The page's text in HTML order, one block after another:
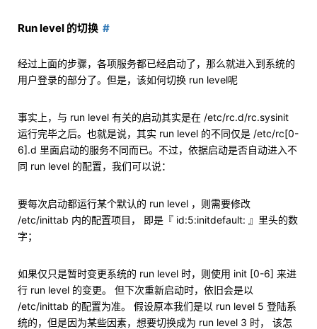
Run level 的切换
经过上面的步骤，各项服务都已经启动了，那么就进入到系统的
用户登录的部分了。但是，该如何切换 run level呢
事实上，与 run level 有关的启动其实是在 /etc/rc.d/rc.sysinit
运行完毕之后。也就是说，其实 run level 的不同仅是 /etc/rc[0-
6].d 里面启动的服务不同而已。不过，依据启动是否自动进入不
同 run level 的配置，我们可以说：
要每次启动都运行某个默认的 run level ，则需要修改
/etc/inittab 内的配置项目， 即是『 id:5:initdefault: 』里头的数
字；
如果仅只是暂时变更系统的 run level 时，则使用 init [0-6] 来进
行 run level 的变更。 但下次重新启动时，依旧会是以
/etc/inittab 的配置为准。 假设原本我们是以 run level 5 登陆系
统的，但是因为某些因素，想要切换成为 run level 3 时， 该怎